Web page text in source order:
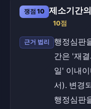
쟁점 10 제소기간
10점
근거 법리
행정심판
간은 '재
일' 이내
서). 변경
행정심판